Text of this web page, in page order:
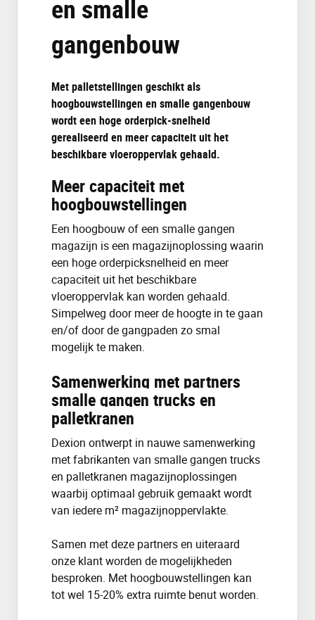
en smalle
gangenbouw
Met palletstellingen geschikt als
hoogbouwstellingen en smalle gangenbouw
wordt een hoge orderpick-snelheid
gerealiseerd en meer capaciteit uit het
beschikbare vloeroppervlak gehaald.
Meer capaciteit met
hoogbouwstellingen
Een hoogbouw of een smalle gangen
magazijn is een magazijnoplossing waarin
een hoge orderpicksnelheid en meer
capaciteit uit het beschikbare
vloeroppervlak kan worden gehaald.
Simpelweg door meer de hoogte in te gaan
en/of door de gangpaden zo smal
mogelijk te maken.
Samenwerking met partners
smalle gangen trucks en
palletkranen
Dexion ontwerpt in nauwe samenwerking
met fabrikanten van smalle gangen trucks
en palletkranen magazijnoplossingen
waarbij optimaal gebruik gemaakt wordt
van iedere m² magazijnoppervlakte.
Samen met deze partners en uiteraard
onze klant worden de mogelijkheden
besproken. Met hoogbouwstellingen kan
tot wel 15-20% extra ruimte benut worden.